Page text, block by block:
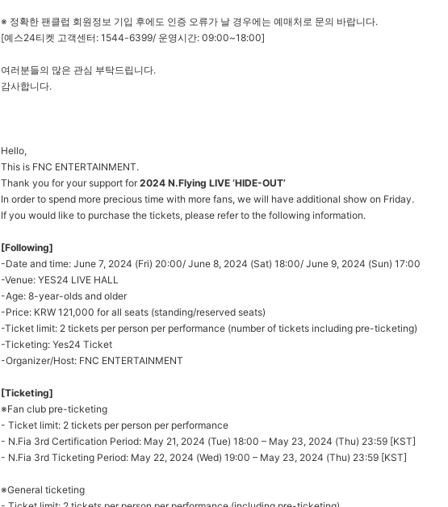
※ 정확한 팬클럽 회원정보 기입 후에도 인증 오류가 날 경우에는 예매처로 문의 바랍니다.
[예스24티켓 고객센터: 1544-6399/ 운영시간: 09:00~18:00]
여러분들의 많은 관심 부탁드립니다.
감사합니다.
Hello,
This is FNC ENTERTAINMENT.
Thank you for your support for2024 N.Flying LIVE ‘HIDE-OUT’
In order to spend more precious time with more fans, we will have additional show on Friday.
If you would like to purchase the tickets, please refer to the following information.
[Following]
-Date and time: June 7, 2024 (Fri) 20:00/ June 8, 2024 (Sat) 18:00/ June 9, 2024 (Sun) 17:00
-Venue: YES24 LIVE HALL
-Age: 8-year-olds and older
-Price: KRW 121,000 for all seats (standing/reserved seats)
-Ticket limit: 2 tickets per person per performance (number of tickets including pre-ticketing)
-Ticketing: Yes24 Ticket
-Organizer/Host: FNC ENTERTAINMENT
[Ticketing]
※Fan club pre-ticketing
- Ticket limit: 2 tickets per person per performance
- N.Fia 3rd Certification Period: May 21, 2024 (Tue) 18:00 – May 23, 2024 (Thu) 23:59 [KST]
- N.Fia 3rd Ticketing Period: May 22, 2024 (Wed) 19:00 – May 23, 2024 (Thu) 23:59 [KST]
※General ticketing